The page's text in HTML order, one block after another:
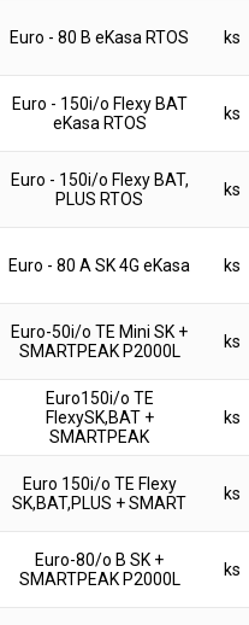
Euro - 80 B eKasa RTOS ks
Euro - 150i/o Flexy BAT
eKasa RTOS
ks
Euro - 150i/o Flexy BAT,
PLUS RTOS
ks
Euro - 80 A SK 4G eKasa ks
Euro-50i/o TE Mini SK +
SMARTPEAK P2000L
ks
Euro150i/o TE
FlexySK,BAT +
SMARTPEAK
ks
Euro 150i/o TE Flexy
SK,BAT,PLUS + SMART
ks
Euro-80/o B SK +
SMARTPEAK P2000L
ks